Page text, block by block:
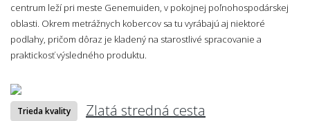
centrum leží pri meste Genemuiden, v pokojnej poľnohospodárskej
oblasti. Okrem metrážnych kobercov sa tu vyrábajú aj niektoré
podlahy, pričom dôraz je kladený na starostlivé spracovanie a
praktickosť výsledného produktu.
Trieda kvality Zlatá stredná cesta